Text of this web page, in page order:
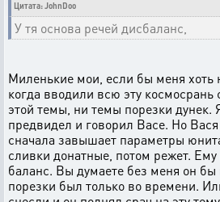
Цитата: JohnDoo
У тя основа речей дисбаланс,
Миленькие мои, если бы меня хоть
когда вводили всю эту
этой темы, ни темы порезки дунек.
предвидел и говорил Васе. Но
сначала завышает параметры
сливки донатные, потом режет.
баланс. Вы думаете без меня он бы
порезки был только во времени.